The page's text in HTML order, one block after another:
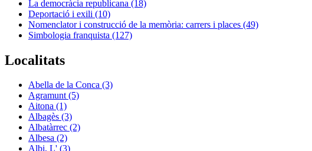
La democràcia republicana (18)
Deportació i exili (10)
Nomenclator i construcció de la memòria: carrers i places (49)
Simbologia franquista (127)
Localitats
Abella de la Conca (3)
Agramunt (5)
Aitona (1)
Albagès (3)
Albatàrrec (2)
Albesa (2)
Albi, L' (3)